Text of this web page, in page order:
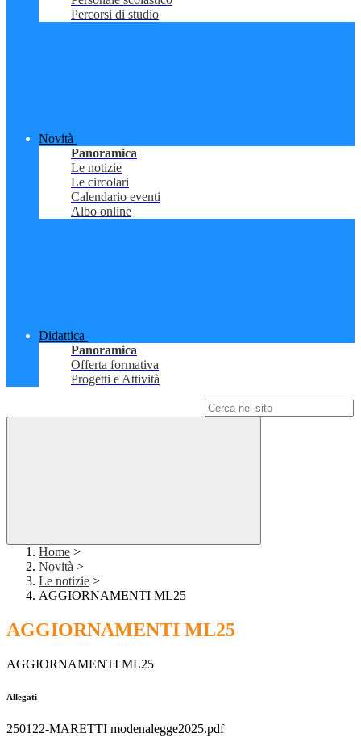
Percorsi di studio
Novità
Panoramica
Le notizie
Le circolari
Calendario eventi
Albo online
Didattica
Panoramica
Offerta formativa
Progetti e Attività
Home >
Novità >
Le notizie >
AGGIORNAMENTI ML25
AGGIORNAMENTI ML25
AGGIORNAMENTI ML25
Allegati
250122-MARETTI modenalegge2025.pdf